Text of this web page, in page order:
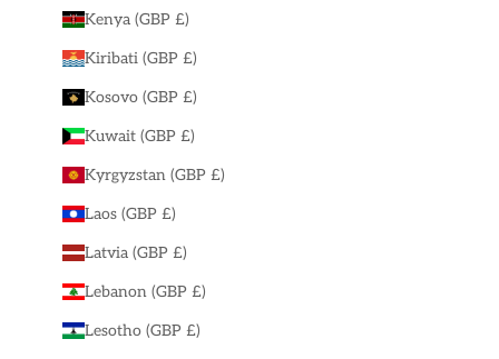
Kenya (GBP £)
Kiribati (GBP £)
Kosovo (GBP £)
Kuwait (GBP £)
Kyrgyzstan (GBP £)
Laos (GBP £)
Latvia (GBP £)
Lebanon (GBP £)
Lesotho (GBP £)